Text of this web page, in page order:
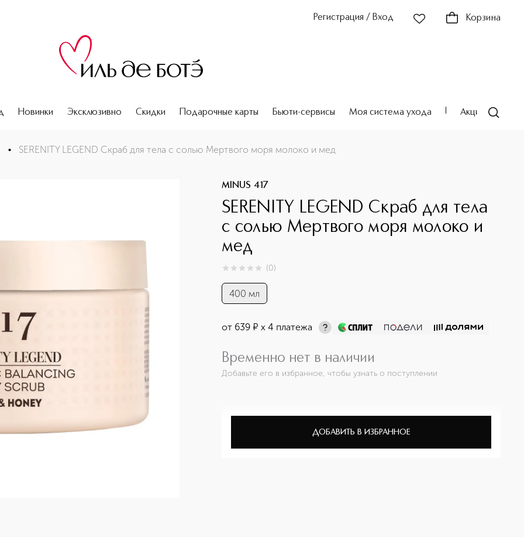
Регистрация / Вход Корзина
Новинки Эксклюзивно Скидки Подарочные карты Бьюти-сервисы Моя система ухода Акции
молоко и мед
• SERENITY LEGEND Скраб для тела с солью Мертвого моря молоко и мед
MINUS 417
SERENITY LEGEND Скраб для тела
с солью Мертвого моря молоко и
мед
0из 0 (0)
400 мл
от 639 ¤ х 4 платежа
Временно нет в наличии
Добавьте его в избранное, чтобы узнать о поступлении
ДОБАВИТЬ В ИЗБРАННОЕ